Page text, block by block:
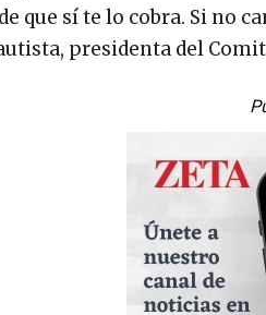
que sí te lo cobra. Si no
presidenta del